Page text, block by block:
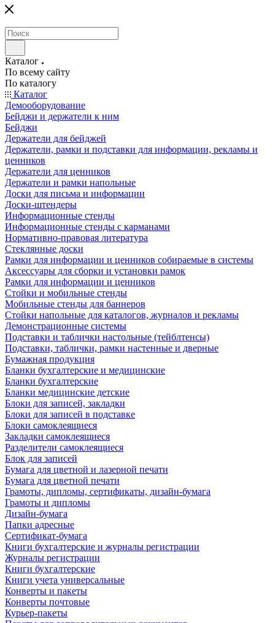
Каталог
По всему сайту
По каталогу
Каталог
Демооборудование
Бейджи и держатели к ним
Бейджи
Держатели для бейджей
Держатели, рамки и подставки для информации, рекламы и
ценников
Держатели для ценников
Держатели и рамки напольные
Доски для письма и информации
Доски-штендеры
Информационные стенды
Информационные стенды с карманами
Нормативно-правовая литература
Стеклянные доски
Рамки для информации и ценников собираемые в системы
Аксессуары для сборки и установки рамок
Рамки для информации и ценников
Стойки и мобильные стенды
Мобильные стенды для баннеров
Стойки напольные для каталогов, журналов и рекламы
Демонстрационные системы
Подставки и таблички настольные (тейблтенсы)
Подставки, таблички, рамки настенные и дверные
Бумажная продукция
Бланки бухгалтерские и медицинские
Бланки бухгалтерские
Бланки медицинские детские
Блоки для записей, закладки
Блоки для записей в подставке
Блоки самоклеящиеся
Закладки самоклеящиеся
Разделители самоклеящиеся
Блок для записей
Бумага для цветной и лазерной печати
Бумага для цветной печати
Грамоты, дипломы, сертификаты, дизайн-бумага
Грамоты и дипломы
Дизайн-бумага
Папки адресные
Сертификат-бумага
Книги бухгалтерские и журналы регистрации
Журналы регистрации
Книги бухгалтерские
Книги учета универсальные
Конверты и пакеты
Конверты почтовые
Курьер-пакеты